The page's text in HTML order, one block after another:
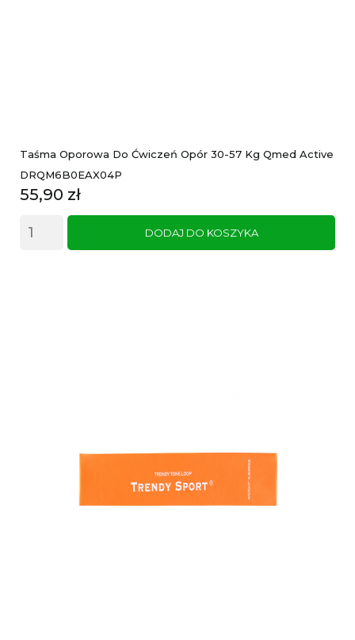
Taśma Oporowa Do Ćwiczeń Opór 30-57 Kg Qmed Active
DRQM6B0EAX04P
Cena
55,90 zł
DODAJ DO KOSZYKA